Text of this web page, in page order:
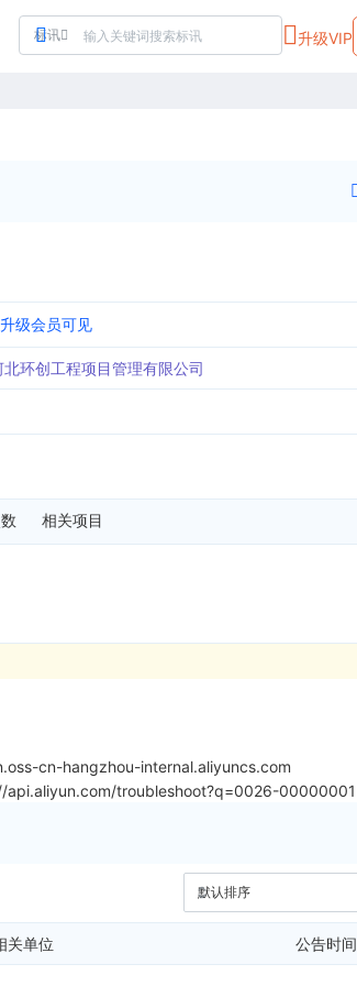
标讯 升级VIP
升级会员可见
北环创工程项目管理有限公司
相关项目
cn-hangzhou-internal.aliyuncs.com
api.aliyun.com/troubleshoot?q=0026-00000001
关单位 公告时间